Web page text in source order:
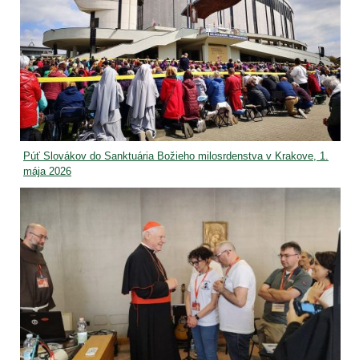
Púť Slovákov do Sanktuária Božieho milosrdenstva v Krakove, 1.
mája 2026